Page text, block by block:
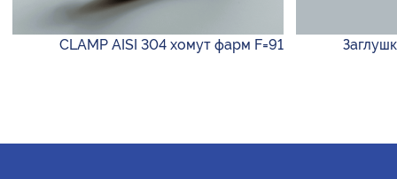
CLAMP AISI 304 хомут фарм F=91